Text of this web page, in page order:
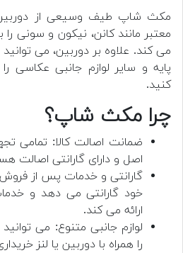
مکث شاپ طیف وسیعی از دوربین
معتبر مانند کانن، نیکون و سونی
می کند. علاوه بر دوربین، می
پایه و سایر لوازم جانبی عکاسی
کنید.
چرا مکث شاپ؟
ضمانت اصالت کالا: تمامی
اصل و دارای گارانتی اصالت
گارانتی و خدمات پس از
خود گارانتی می دهد و
ارائه می کند.
لوازم جانبی متنوع: می
را همراه با دوربین یا لنز